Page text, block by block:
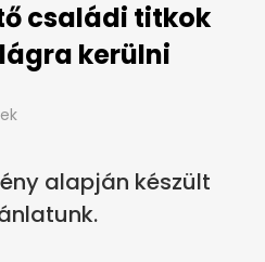
családi titkok
kerülni
alapján készült